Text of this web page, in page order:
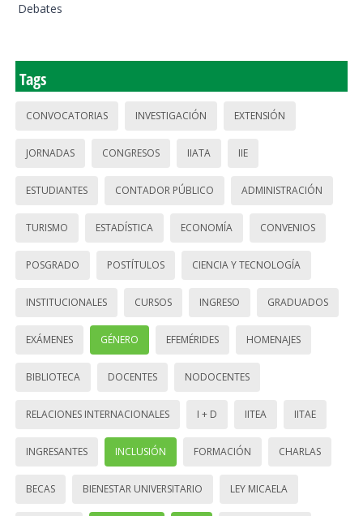
Debates
Tags
CONVOCATORIAS INVESTIGACIÓN EXTENSIÓN
JORNADAS CONGRESOS IIATA IIE
ESTUDIANTES CONTADOR PÚBLICO ADMINISTRACIÓN
TURISMO ESTADÍSTICA ECONOMÍA CONVENIOS
POSGRADO POSTÍTULOS CIENCIA Y TECNOLOGÍA
INSTITUCIONALES CURSOS INGRESO GRADUADOS
EXÁMENES GÉNERO EFEMÉRIDES HOMENAJES
BIBLIOTECA DOCENTES NODOCENTES
RELACIONES INTERNACIONALES I + D IITEA IITAE
INGRESANTES INCLUSIÓN FORMACIÓN CHARLAS
BECAS BIENESTAR UNIVERSITARIO LEY MICAELA